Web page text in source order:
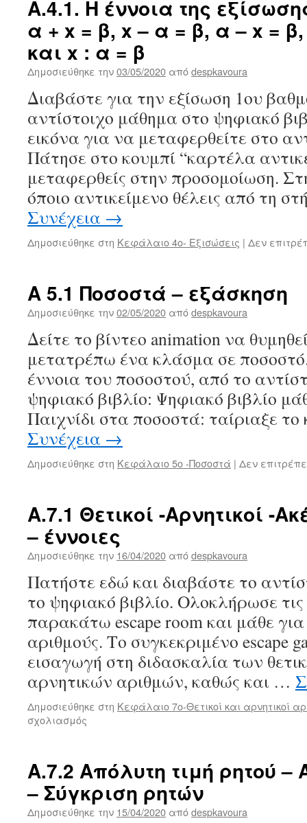
Α.4.1. Η έννοια της
α + x = β, x – α = β, α – x =
και x : α = β
Δημοσιεύθηκε την03/05/2020 απόdespkavoura
Διαβάστε για την εξίσωση 1ου
αντίστοιχο μάθημα στο ψηφιακό
εικόνα για να μεταφερθείτε στο
Πάτησε στο κουμπί “καρτέλα
μεταφερθείς στην προσομοίωση.
όποιο αντικείμενο θέλεις από τη
Συνέχεια →
Δημοσιεύθηκε στη Κεφάλαιο 4ο- Εξισώσεις | Δεν
Α 5.1 Ποσοστά – εξάσκηση
Δημοσιεύθηκε την02/05/2020 απόdespkavoura
Δείτε το βίντεο animation να
μετατρέπω ένα κλάσμα σε
έννοια του ποσοστού, από το
ψηφιακό βιβλίο: Ψηφιακό βιβλίο
Παιχνίδι στα ποσοστά: ταίριαξε
Συνέχεια →
Δημοσιεύθηκε στη Κεφάλαιο 5ο -Ποσοστά | Δεν
Α.7.1 Θετικοί -Αρνητικοί -
– έννοιες
Δημοσιεύθηκε την 16/04/2020 απόdespkavoura
Πατήστε εδώ και διαβάστε το
το ψηφιακό βιβλίο. Ολοκλήρωσε
παρακάτω escape room και μάθε
αριθμούς. Το συγκεκριμένο escape
εισαγωγή στη διδασκαλία των
αρνητικών αριθμών, καθώς και …
Δημοσιεύθηκε στη Κεφάλαιο 7ο-Θετικοί και αρνητικοί
σχολιασμός
-Ακέραιοι
αριθμοί
–
έννοιες
Α.7.2 Απόλυτη τιμή ρητού –
– Σύγκριση ρητών
Δημοσιεύθηκε την 15/04/2020 απόdespkavoura